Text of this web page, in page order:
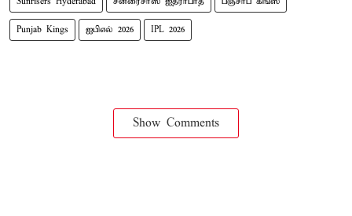
Punjab Kings ஐபிஎல் 2026 IPL 2026
Show Comments